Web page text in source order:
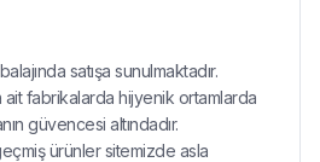
satışa sunulmaktadır.
ait fabrikalarda hijyenik ortamlarda
güvencesi altındadır.
ürünler sitemizde asla